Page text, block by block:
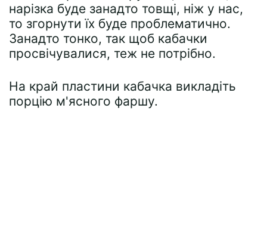
нарізка буде занадто товщі, ніж у нас,
то згорнути їх буде проблематично.
Занадто тонко, так щоб кабачки
просвічувалися, теж не потрібно.
На край пластини кабачка викладіть
порцію м'ясного фаршу.